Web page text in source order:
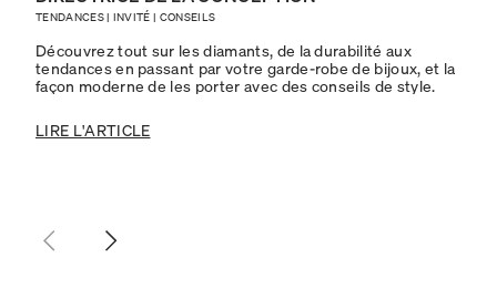
TENDANCES| INVITÉ | CONSEILS
Découvrez tout sur les diamants, de la durabilité aux
tendances en passant par votre garde-robe de bijoux, et la
façon moderne de les porter avec des conseils de style.
LIRE L'ARTICLE